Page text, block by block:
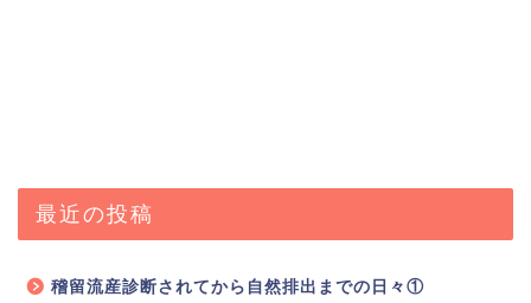
最近の投稿
稽留流産診断されてから自然排出までの日々①